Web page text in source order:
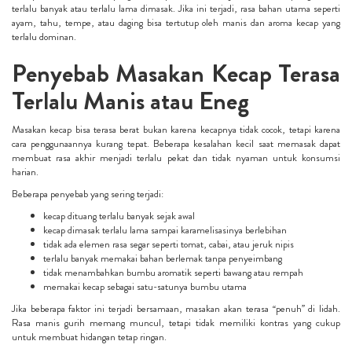
terlalu banyak atau terlalu lama dimasak. Jika ini terjadi, rasa bahan utama seperti
ayam, tahu, tempe, atau daging bisa tertutup oleh manis dan aroma kecap yang
terlalu dominan.
Penyebab Masakan Kecap Terasa
Terlalu Manis atau Eneg
Masakan kecap bisa terasa berat bukan karena kecapnya tidak cocok, tetapi karena
cara penggunaannya kurang tepat. Beberapa kesalahan kecil saat memasak dapat
membuat rasa akhir menjadi terlalu pekat dan tidak nyaman untuk konsumsi
harian.
Beberapa penyebab yang sering terjadi:
kecap dituang terlalu banyak sejak awal
kecap dimasak terlalu lama sampai karamelisasinya berlebihan
tidak ada elemen rasa segar seperti tomat, cabai, atau jeruk nipis
terlalu banyak memakai bahan berlemak tanpa penyeimbang
tidak menambahkan bumbu aromatik seperti bawang atau rempah
memakai kecap sebagai satu-satunya bumbu utama
Jika beberapa faktor ini terjadi bersamaan, masakan akan terasa “penuh” di lidah.
Rasa manis gurih memang muncul, tetapi tidak memiliki kontras yang cukup
untuk membuat hidangan tetap ringan.